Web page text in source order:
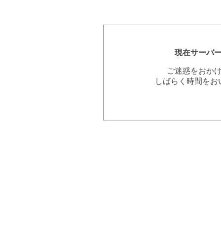
現在サーバ
ご迷惑をおか
しばらく時間を